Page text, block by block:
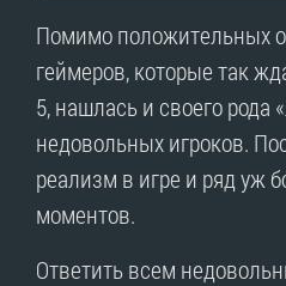
Помимо положительных
геймеров, которые так
5, нашлась и своего рода
недовольных игроков.
реализм в игре и ряд уж
моментов.
Ответить всем